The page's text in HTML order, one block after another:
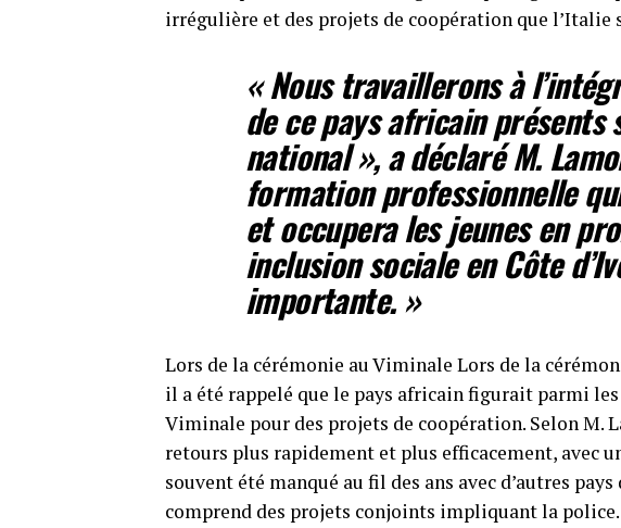
irrégulière et des projets de coopération que l’Italie
« Nous travaillerons à
de ce pays africain
national », a déclaré M.
formation professionnelle
et occupera les jeunes en
inclusion sociale en Côte
importante. »
Lors de la cérémonie au Viminale Lors de la
il a été rappelé que le pays africain figurait parmi
Viminale pour des projets de coopération. Selon M.
retours plus rapidement et plus efficacement, avec
souvent été manqué au fil des ans avec d’autres
comprend des projets conjoints impliquant la police.